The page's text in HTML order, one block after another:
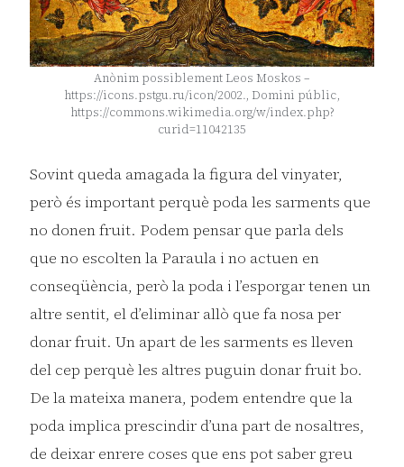
Anònim possiblement Leos Moskos –
https://icons.pstgu.ru/icon/2002., Domini públic,
https://commons.wikimedia.org/w/index.php?
curid=11042135
Sovint queda amagada la figura del vinyater,
però és important perquè poda les sarments que
no donen fruit. Podem pensar que parla dels
que no escolten la Paraula i no actuen en
conseqüència, però la poda i l’esporgar tenen un
altre sentit, el d’eliminar allò que fa nosa per
donar fruit. Un apart de les sarments es lleven
del cep perquè les altres puguin donar fruit bo.
De la mateixa manera, podem entendre que la
poda implica prescindir d’una part de nosaltres,
de deixar enrere coses que ens pot saber greu